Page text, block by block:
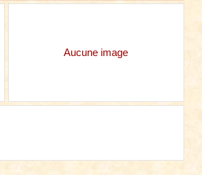
Aucune image